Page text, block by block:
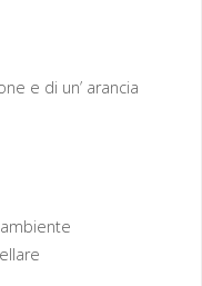
e di un’ arancia